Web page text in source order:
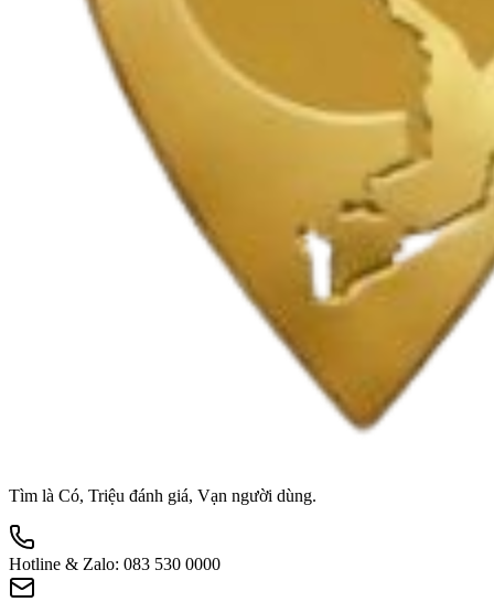
Tìm là Có, Triệu đánh giá, Vạn người dùng.
Hotline & Zalo: 083 530 0000